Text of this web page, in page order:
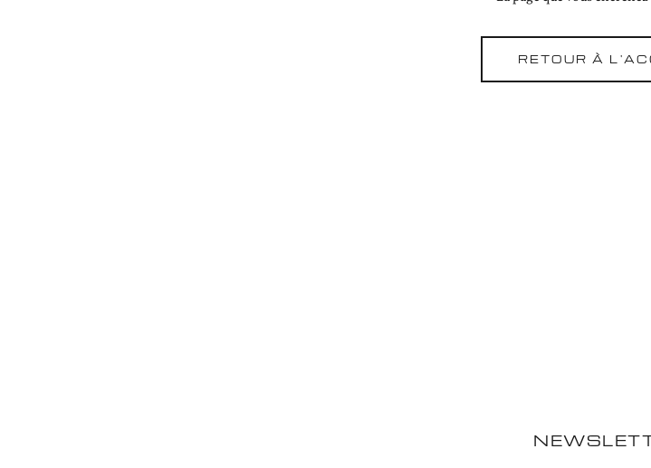
RETOUR À